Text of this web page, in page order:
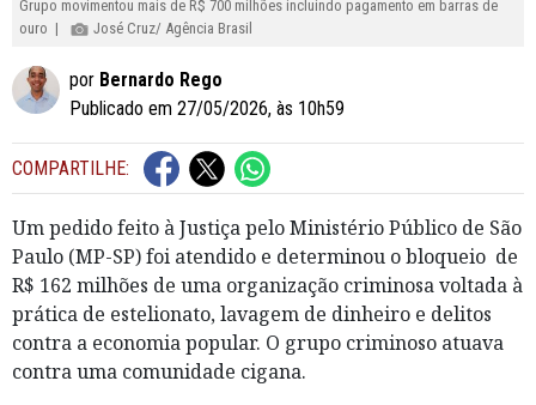
Grupo movimentou mais de R$ 700 milhões incluindo pagamento em barras de
ouro |
José Cruz/ Agência Brasil
por Bernardo Rego
Publicado em 27/05/2026, às 10h59
COMPARTILHE:
Um pedido feito à Justiça pelo Ministério Público de São
Paulo (MP-SP) foi atendido e determinou o bloqueio de
R$ 162 milhões de uma organização criminosa voltada à
prática de estelionato, lavagem de dinheiro e delitos
contra a economia popular. O grupo criminoso atuava
contra uma comunidade cigana.